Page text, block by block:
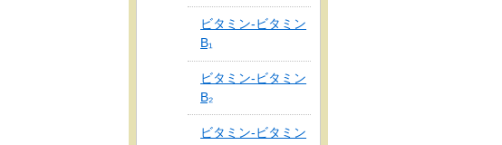
ビタミン‐ビタミン
B₁
ビタミン‐ビタミン
B₂
ビタミン‐ビタミン